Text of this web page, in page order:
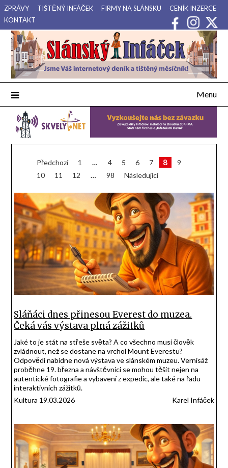
Přejdi
na
obsah
ZPRÁVY TIŠTĚNÝ INFÁČEK FIRMY NA SLÁNSKU
CENÍK INZERCE
KONTAKT
Slánský Infáček
Váš internetový deník a tištěný měsíčník pro Slánsko, Kladensko
a Lounsko.
Menu
Stránkování
příspěvků
Předchozí 1 … 4 5 6 7 8
9
10
11 12 … 98 Následující
Sláňáci dnes přinesou Everest do muzea.
Čeká vás výstava plná zážitků
Jaké to je stát na střeše světa? A co všechno musí člověk
zvládnout, než se dostane na vrchol Mount Everestu?
Odpovědi nabídne nová výstava ve slánském muzeu. Vernisáž
proběhne 19. března a návštěvníci se mohou těšit nejen na
autentické fotografie a vybavení z expedic, ale také na řadu
interaktivních zážitků.
Kultura 19.03.2026
Karel Infáček